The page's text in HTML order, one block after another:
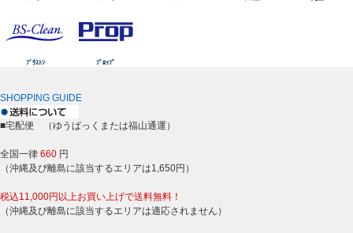
ﾌﾞﾗｽﾄﾝ ﾌﾟﾛｯﾌﾟ
SHOPPING GUIDE
■宅配便 （ゆうぱっくまたは福山通運）
全国一律 660 円
（沖縄及び離島に該当するエリアは1,650円）
税込11,000円以上お買い上げで送料無料！
（沖縄及び離島に該当するエリアは適応されません）